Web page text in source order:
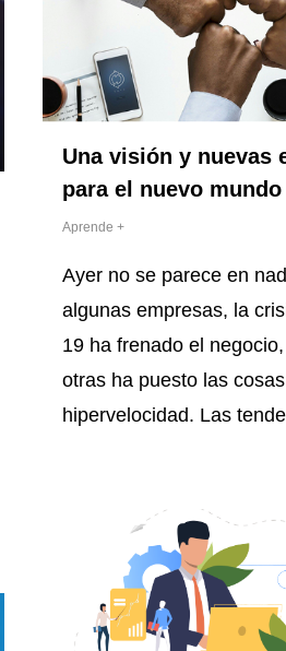
Una visión y nuevas
para el nuevo
Aprende +
Ayer no se parece en
algunas empresas, la
19 ha frenado el
otras ha puesto las
hipervelocidad. Las